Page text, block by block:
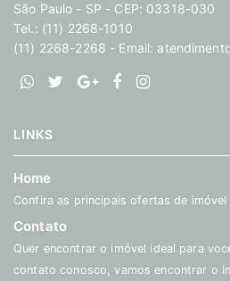
São Paulo - SP - CEP: 03318-030
Tel.: (11) 2268-1010
(11) 2268-2268 - Email:
LINKS
Home
Confira as principais ofertas de imóvel
Contato
Quer encontrar o imóvel ideal para
contato conosco, vamos encontrar o